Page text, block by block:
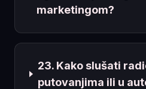
marketingom?
23. Kako slušati
putovanjima ili u